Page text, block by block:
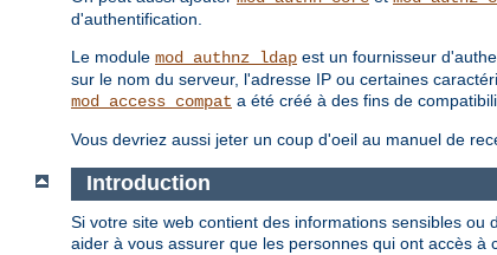
d'authentification.
Le module mod_authnz_ldap est un fournisseur
sur le nom du serveur, l'adresse IP ou certaines
mod_access_compat a été créé à des fins de
Vous devriez aussi jeter un coup d'oeil au manuel de
Introduction
Si votre site web contient des informations sensibles
aider à vous assurer que les personnes qui ont accès à